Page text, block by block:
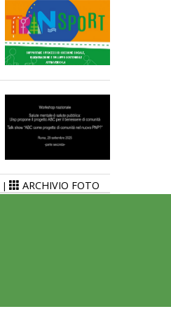
| ARCHIVIO FOTO